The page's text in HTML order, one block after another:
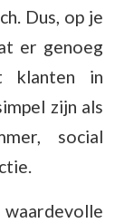
Dus, op je
er genoeg
klanten in
zijn als
social